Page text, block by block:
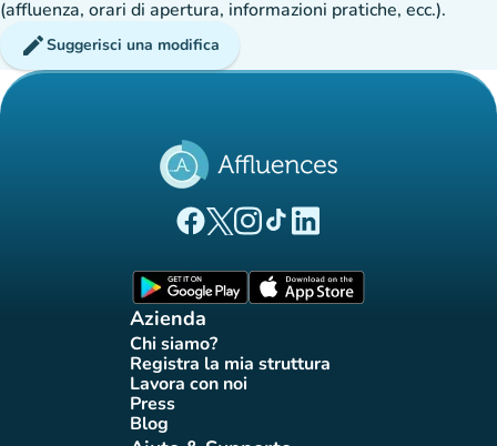
(affluenza, orari di apertura, informazioni pratiche, ecc.).
editSuggerisci una modifica
(nuova scheda)
(nuova scheda)
(nuova scheda)
(nuova scheda)
(nuova scheda)
Azienda
Chi siamo?(nuova scheda)
Registra la mia struttura
(nuova scheda)
Lavora con noi
(nuova scheda)
Press(nuova scheda)
Blog(nuova scheda)